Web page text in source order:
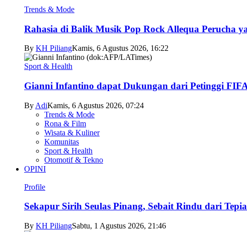
Trends & Mode
Rahasia di Balik Musik Pop Rock Allequa Perucha
By KH PiliangKamis, 6 Agustus 2026, 16:22
Sport & Health
Gianni Infantino dapat Dukungan dari Petinggi
By AdiKamis, 6 Agustus 2026, 07:24
Trends & Mode
Rona & Film
Wisata & Kuliner
Komunitas
Sport & Health
Otomotif & Tekno
OPINI
Profile
Sekapur Sirih Seulas Pinang, Sebait Rindu dari
By KH PiliangSabtu, 1 Agustus 2026, 21:46